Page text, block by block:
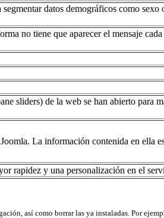
datos demográficos como
no tiene que aparecer el mensaje
sliders) de la web se han abierto para
La información contenida en ella
rapidez y una personalización en el
así como borrar las ya instaladas. Por